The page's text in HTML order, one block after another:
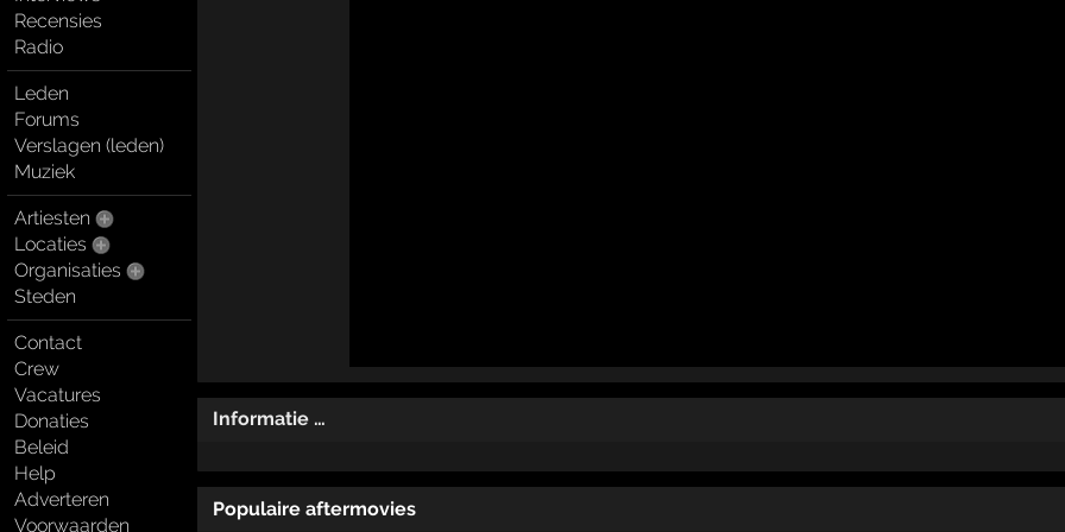
Recensies
Radio
Leden
Forums
Verslagen (leden)
Muziek
Artiesten
Locaties
Organisaties
Steden
Contact
Crew
Vacatures
Donaties
Beleid
Help
Adverteren
Voorwaarden
Informatie …
Populaire aftermovies